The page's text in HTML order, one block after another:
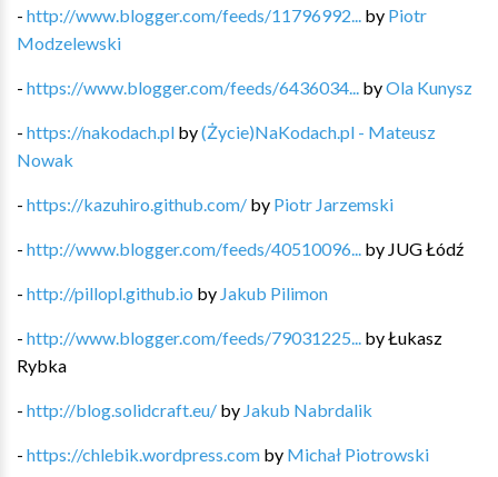
- http://www.blogger.com/feeds/11796992... by Piotr
Modzelewski
- https://www.blogger.com/feeds/6436034... byOla Kunysz
- https://nakodach.pl by(Życie)NaKodach.pl - Mateusz
Nowak
- https://kazuhiro.github.com/ by Piotr Jarzemski
- http://www.blogger.com/feeds/40510096... by JUG Łódź
- http://pillopl.github.io by Jakub Pilimon
- http://www.blogger.com/feeds/79031225... byŁukasz
Rybka
- http://blog.solidcraft.eu/ by Jakub Nabrdalik
- https://chlebik.wordpress.com by Michał Piotrowski